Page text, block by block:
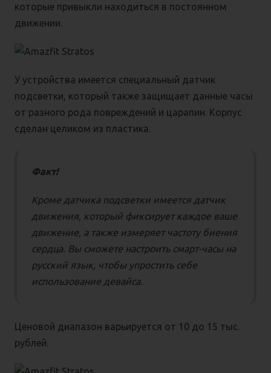
которые привыкли находиться в постоянном
движении.
У устройства имеется специальный датчик
подсветки, который также защищает данные часы
от разного рода повреждений и царапин. Корпус
сделан целиком из пластика.
Факт!
Кроме датчика подсветки имеется датчик
движения, который фиксирует каждое ваше
движение, а также измеряет частоту биения
сердца. Вы сможете настроить смарт-часы на
русский язык, чтобы упростить себе
использование девайса.
Ценовой диапазон варьируется от 10 до 15 тыс.
рублей.